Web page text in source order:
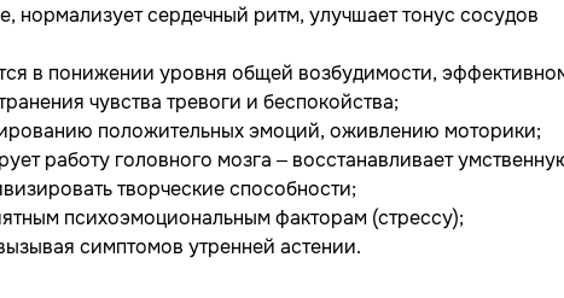
нормализует сердечный ритм, улучшает тонус сосудов
в понижении уровня общей возбудимости,
чувства тревоги и беспокойства;
положительных эмоций, оживлению моторики;
работу головного мозга – восстанавливает
творческие способности;
психоэмоциональным факторам (стрессу);
симптомов утренней астении.